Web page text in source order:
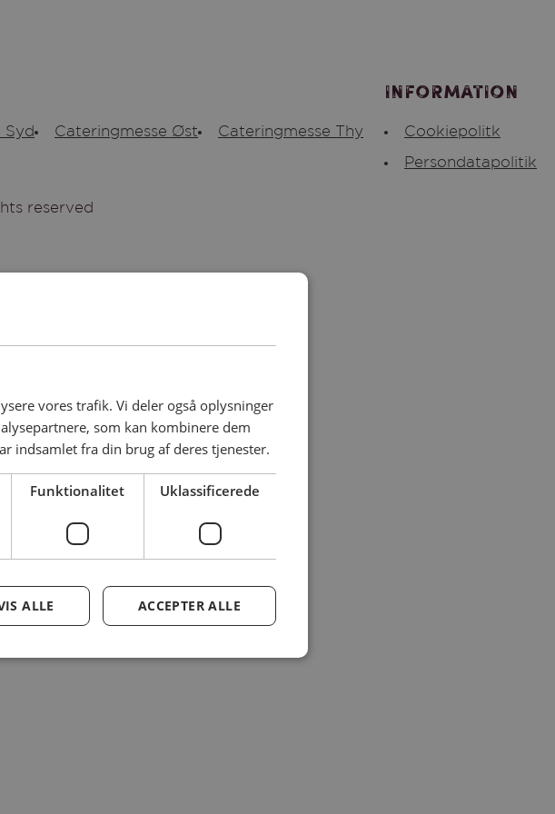
Syd Cateringmesse Øst Cateringmesse Thy
Information
Cookiepolitk
Persondatapolitik
reserved
vores trafik. Vi deler også oplysninger
som kan kombinere dem
indsamlet fra din brug af deres tjenester.
Funktionalitet Uklassificerede
ACCEPTER ALLE
ALLE